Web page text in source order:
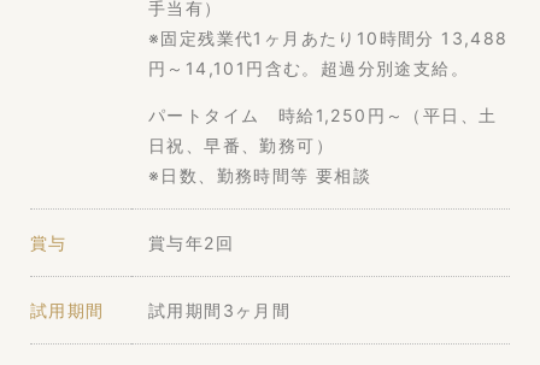
手当有）
※固定残業代1ヶ月あたり10時間分 13,488
円～14,101円含む。超過分別途支給。
パートタイム 時給1,250円～（平日、土
日祝、早番、勤務可）
※日数、勤務時間等 要相談
賞与 賞与年2回
試用期間 試用期間3ヶ月間